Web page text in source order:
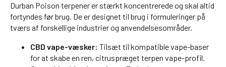
Durban Poison terpener er stærkt koncentrerede og skal altid
fortyndes før brug. De er designet til brug i formuleringer på
tværs af forskellige industrier og anvendelsesområder.
CBD vape-væsker: Tilsæt til kompatible vape-baser
for at skabe en ren, citruspræget terpen vape-profil.